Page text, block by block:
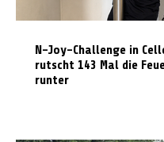
N-Joy-Challenge in
rutscht 143 Mal die
runter